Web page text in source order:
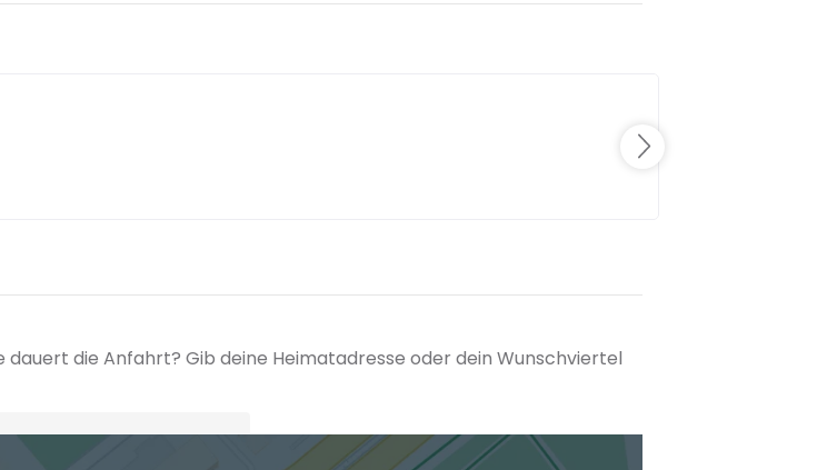
die Anfahrt? Gib deine Heimatadresse oder dein Wunschviertel
+ Aktuellen Standort hinzufügen